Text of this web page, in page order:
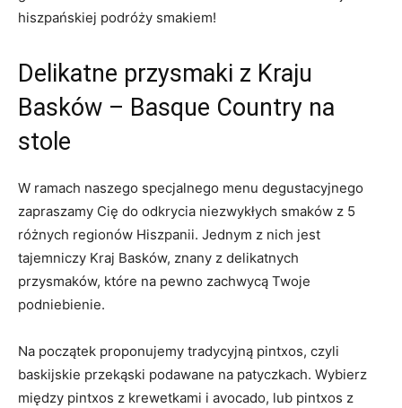
hiszpańskiej podróży smakiem!
Delikatne przysmaki z Kraju
Basków – Basque Country na
stole
W ramach naszego specjalnego menu degustacyjnego
zapraszamy Cię do odkrycia niezwykłych smaków z 5
różnych regionów Hiszpanii. Jednym z nich jest
tajemniczy Kraj Basków, znany z delikatnych
przysmaków, które na pewno zachwycą Twoje
podniebienie.
Na początek proponujemy tradycyjną pintxos, czyli
baskijskie przekąski podawane na patyczkach. Wybierz
między pintxos z krewetkami i avocado, lub pintxos z